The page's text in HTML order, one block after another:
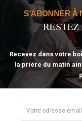
Recevoir Notre
The real voyage of
seeing with new
which the traveler is
S'ABONNER À
Recevez dans votre
la prière du matin